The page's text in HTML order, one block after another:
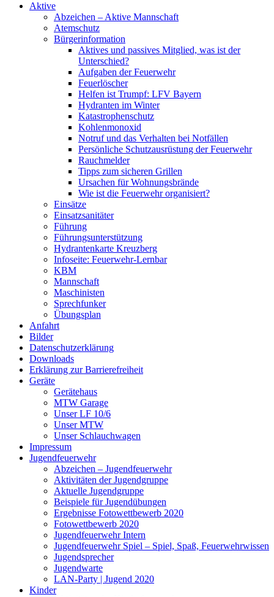
Aktive
Abzeichen – Aktive Mannschaft
Atemschutz
Bürgerinformation
Aktives und passives Mitglied, was ist der
Unterschied?
Aufgaben der Feuerwehr
Feuerlöscher
Helfen ist Trumpf: LFV Bayern
Hydranten im Winter
Katastrophenschutz
Kohlenmonoxid
Notruf und das Verhalten bei Notfällen
Persönliche Schutzausrüstung der Feuerwehr
Rauchmelder
Tipps zum sicheren Grillen
Ursachen für Wohnungsbrände
Wie ist die Feuerwehr organisiert?
Einsätze
Einsatzsanitäter
Führung
Führungsunterstützung
Hydrantenkarte Kreuzberg
Infoseite: Feuerwehr-Lernbar
KBM
Mannschaft
Maschinisten
Sprechfunker
Übungsplan
Anfahrt
Bilder
Datenschutzerklärung
Downloads
Erklärung zur Barriere­frei­heit
Geräte
Gerätehaus
MTW Garage
Unser LF 10/6
Unser MTW
Unser Schlauchwagen
Impressum
Jugendfeuerwehr
Abzeichen – Jugendfeuerwehr
Aktivitäten der Jugendgruppe
Aktuelle Jugendgruppe
Beispiele für Jugendübungen
Ergebnisse Fotowettbewerb 2020
Fotowettbewerb 2020
Jugendfeuerwehr Intern
Jugendfeuerwehr Spiel – Spiel, Spaß, Feuerwehrwissen
Jugendsprecher
Jugendwarte
LAN-Party | Jugend 2020
Kinder